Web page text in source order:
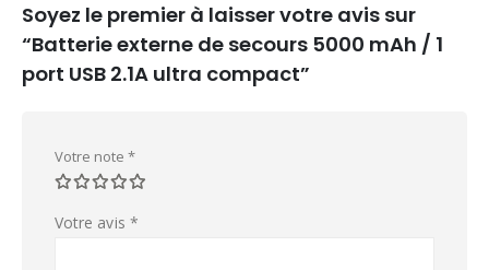
Soyez le premier à laisser votre avis sur
“Batterie externe de secours 5000 mAh / 1
port USB 2.1A ultra compact”
Votre note *
Votre avis *